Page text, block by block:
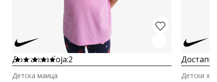
Достапна боја:2
Детска маица Детски